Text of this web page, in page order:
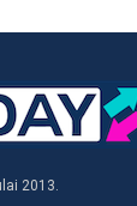
2013.